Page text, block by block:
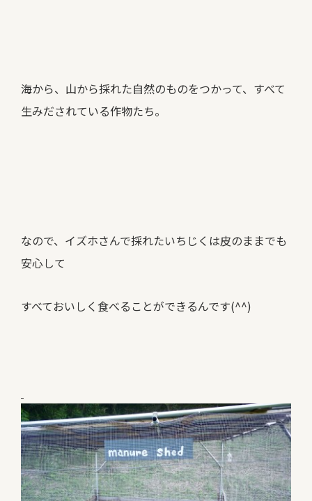
海から、山から採れた自然のものをつかって、すべて
生みだされている作物たち。
なので、イズホさんで採れたいちじくは皮のままでも
安心して
すべておいしく食べることができるんです(^^)